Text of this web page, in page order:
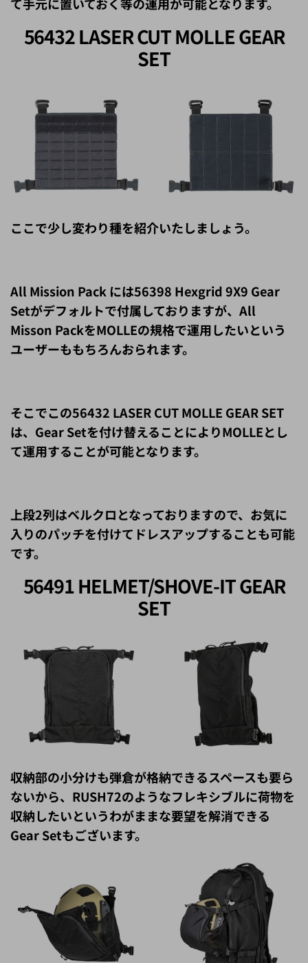
56432 LASER CUT MOLLE GEAR
SET
Setがデフォルトで付属しておりますが、All
Misson PackをMOLLEの規格で運用したいという
ユーザーももちろんおられます。
は、Gear Setを付け替えることによりMOLLEとし
て運用することが可能となります。
入りのパッチを付けてドレスアップすることも可能
です。
56491 HELMET/SHOVE-IT GEAR
SET
ないから、RUSH72のようなフレキシブルに荷物を
収納したいというわがままな要望を解消できる
Gear Setもございます。